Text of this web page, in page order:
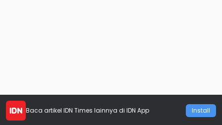
Baca artikel IDN Times lainnya di IDN App Install